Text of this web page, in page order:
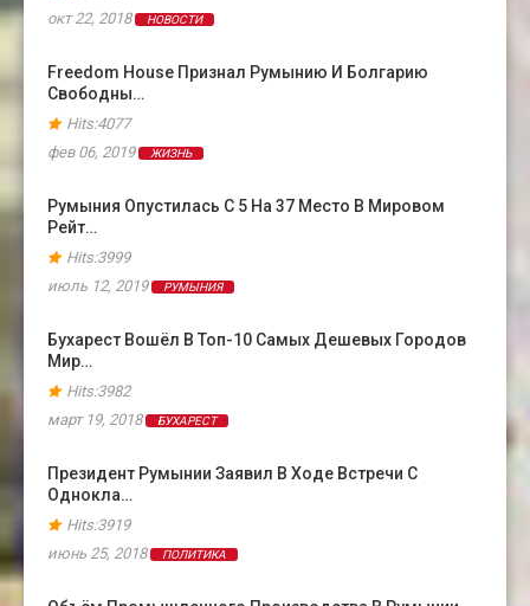
окт 22, 2018
НОВОСТИ
Freedom House Признал Румынию И Болгарию
Свободны…
Hits:4077
фев 06, 2019
ЖИЗНЬ
Румыния Опустилась С 5 На 37 Место В Мировом
Рейт…
Hits:3999
июль 12, 2019
РУМЫНИЯ
Бухарест Вошёл В Топ-10 Самых Дешевых Городов
Мир…
Hits:3982
март 19, 2018
БУХАРЕСТ
Президент Румынии Заявил В Ходе Встречи С
Однокла…
Hits:3919
июнь 25, 2018
ПОЛИТИКА